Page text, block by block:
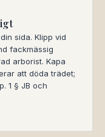
sida. Klipp vid
fackmässig
arborist. Kapa
att döda trädet;
1 § JB och